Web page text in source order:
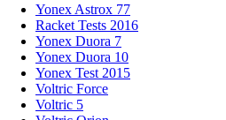
Yonex Astrox 77
Racket Tests 2016
Yonex Duora 7
Yonex Duora 10
Yonex Test 2015
Voltric Force
Voltric 5